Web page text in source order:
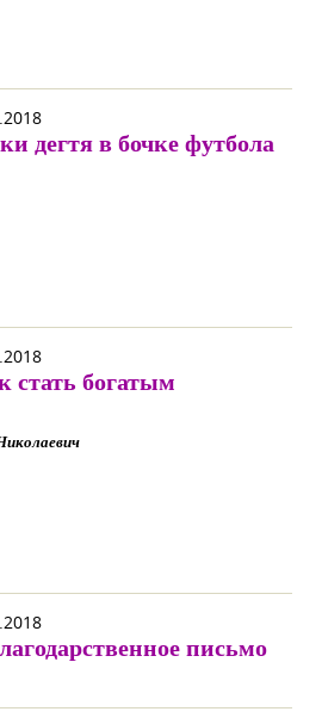
дегтя в бочке футбола
стать богатым
письмо